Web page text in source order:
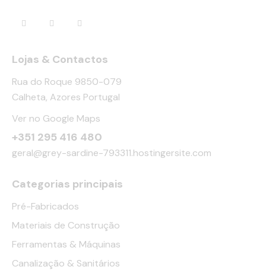
Lojas & Contactos
Rua do Roque 9850-079
Calheta, Azores Portugal
Ver no Google Maps
+351 295 416 480
geral@grey-sardine-793311.hostingersite.com
Categorias principais
Pré-Fabricados
Materiais de Construção
Ferramentas & Máquinas
Canalização & Sanitários